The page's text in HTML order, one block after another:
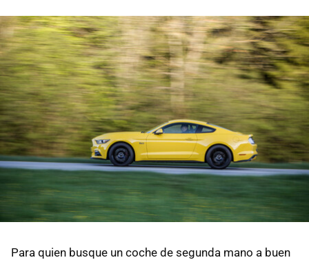
Para quien busque un coche de segunda mano a buen